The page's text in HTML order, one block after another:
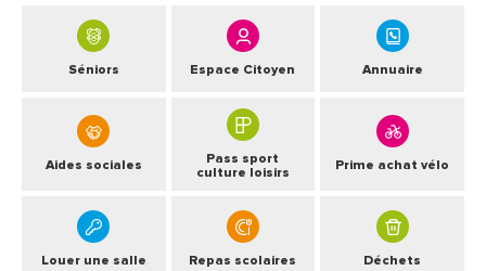
Séniors Espace Citoyen Annuaire
Aides sociales
Pass sport
culture loisirs
Prime achat vélo
Louer une salle Repas scolaires Déchets